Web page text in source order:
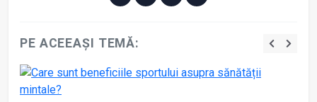
PE ACEEAȘI TEMĂ: